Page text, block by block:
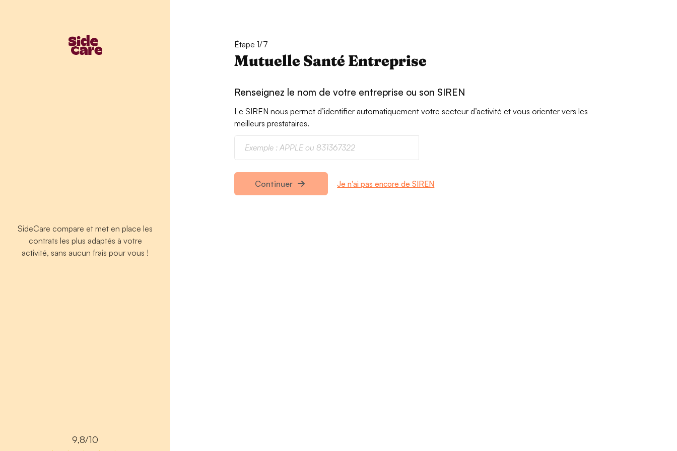
SideCare compare et met en place les
contrats les plus adaptés à votre
activité, sans aucun frais pour vous !
9,8/10
Étape 1/7
Mutuelle Santé Entreprise
Renseignez le nom de votre entreprise ou son SIREN
Le SIREN nous permet d’identifier automatiquement votre secteur d’activité et vous orienter vers les
meilleurs prestataires.
Continuer Je n'ai pas encore de SIREN